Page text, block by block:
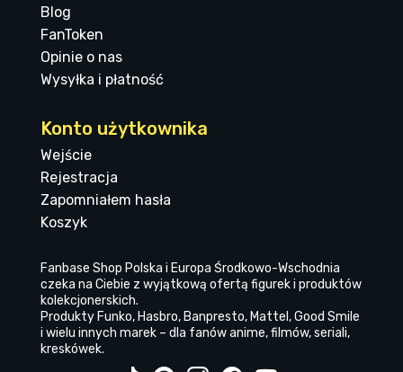
Blog
FanToken
Opinie o nas
Wysyłka i płatność
Konto użytkownika
Wejście
Rejestracja
Zapomniałem hasła
Koszyk
Fanbase Shop Polska i Europa Środkowo-Wschodnia
czeka na Ciebie z wyjątkową ofertą figurek i produktów
kolekcjonerskich.
Produkty Funko, Hasbro, Banpresto, Mattel, Good Smile
i wielu innych marek – dla fanów anime, filmów, seriali,
kreskówek.